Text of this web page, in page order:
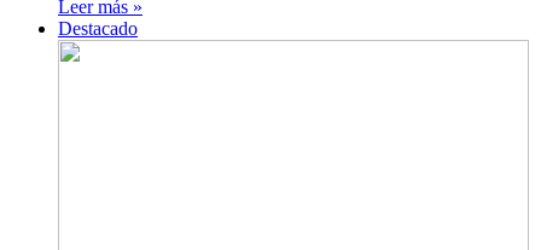
Leer más »
Destacado